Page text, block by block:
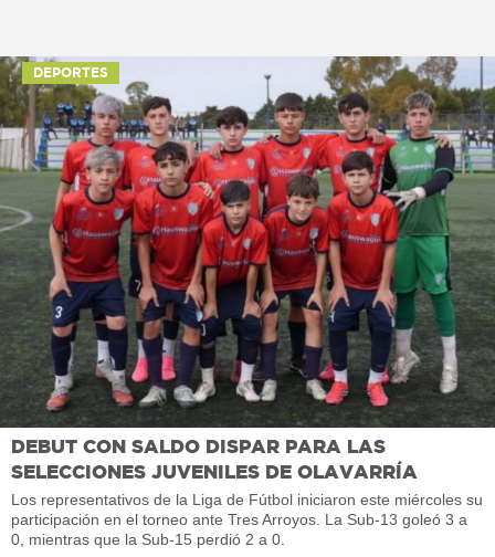
DEPORTES
DEBUT CON SALDO DISPAR PARA LAS
SELECCIONES JUVENILES DE OLAVARRÍA
Los representativos de la Liga de Fútbol iniciaron este miércoles su
participación en el torneo ante Tres Arroyos. La Sub-13 goleó 3 a
0, mientras que la Sub-15 perdió 2 a 0.